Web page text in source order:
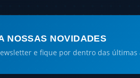
NOSSAS NOVIDADES
e fique por dentro das últimas